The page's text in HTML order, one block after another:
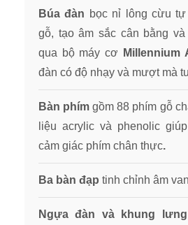
Búa đàn bọc nỉ lông cừu
gỗ, tạo âm sắc cân bằng
qua bộ máy cơ Millennium
đàn có độ nhạy và mượt mà
Bàn phím gồm 88 phím gỗ
liệu acrylic và phenolic
cảm giác phím chân thực.
Ba bàn đạp tinh chỉnh âm
Ngựa đàn và khung lưng